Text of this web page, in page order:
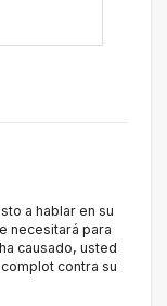
a hablar en su
necesitará para
causado, usted
contra su